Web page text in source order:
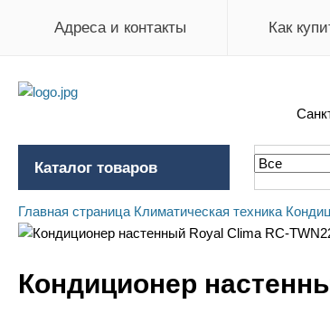
Адреса и контакты Как
Каталог товаров
Главная страница Климатическая техника
Кондиционер